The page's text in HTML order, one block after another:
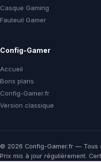
Casque Gaming
Fauteuil Gamer
Config-Gamer
Accueil
Bons plans
Config-Gamer.fr
Version classique
© 2026 Config-Gamer.fr — Tous
Prix mis à jour régulièrement.